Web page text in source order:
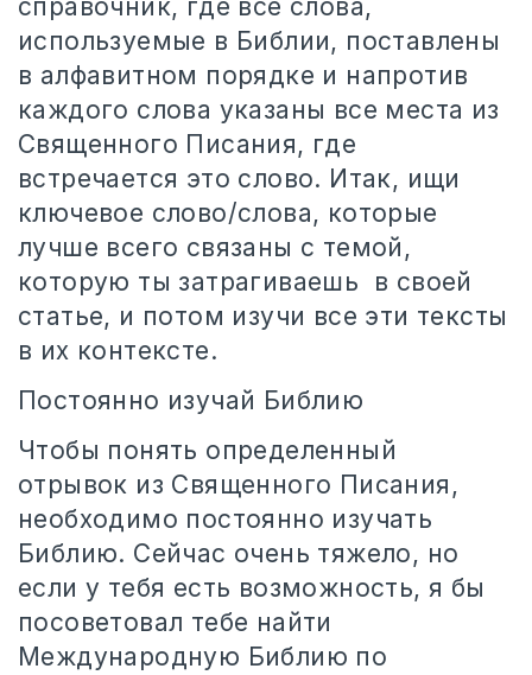
справочник, где все слова,
используемые в Библии, поставлены
в алфавитном порядке и напротив
каждого слова указаны все места из
Священного Писания, где
встречается это слово. Итак, ищи
ключевое слово/слова, которые
лучше всего связаны с темой,
которую ты затрагиваешь
в своей
статье, и потом изучи все эти тексты
в их контексте.
Постоянно изучай Библию
Чтобы понять определенный
отрывок из Священного Писания,
необходимо постоянно изучать
Библию. Сейчас очень тяжело, но
если у тебя есть возможность, я бы
посоветовал тебе найти
Международную Библию по